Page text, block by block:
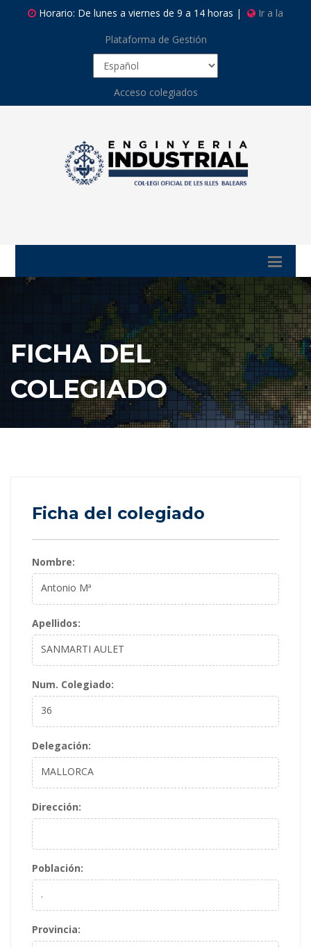
Horario: De lunes a viernes de 9 a 14 horas |
Ir a la
Plataforma de Gestión
Acceso colegiados
FICHA DEL
COLEGIADO
Ficha del colegiado
Nombre:
Antonio Mª
Apellidos:
SANMARTI AULET
Num. Colegiado:
36
Delegación:
MALLORCA
Dirección:
Población:
.
Provincia: